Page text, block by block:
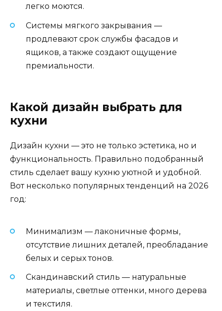
легко моются.
Системы мягкого закрывания —
продлевают срок службы фасадов и
ящиков, а также создают ощущение
премиальности.
Какой дизайн выбрать для
кухни
Дизайн кухни — это не только эстетика, но и
функциональность. Правильно подобранный
стиль сделает вашу кухню уютной и удобной.
Вот несколько популярных тенденций на 2026
год:
Минимализм — лаконичные формы,
отсутствие лишних деталей, преобладание
белых и серых тонов.
Скандинавский стиль — натуральные
материалы, светлые оттенки, много дерева
и текстиля.